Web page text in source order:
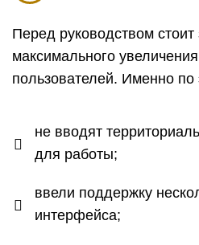
Перед руководством стоит
максимального
пользователей. Именно по
не вводят
для работы;
ввели поддержку
интерфейса;